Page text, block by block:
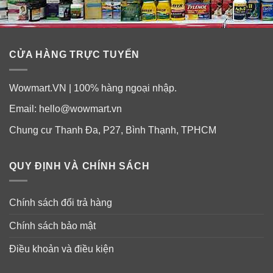
1 năm (hoặc hơn 1 năm) mà không phải lo nghĩ. Máy sử
dụng 2 viên pin AAA có thể thay thế được.
CỬA HÀNG TRỰC TUYẾN
Wowmart.VN | 100% hàng ngoại nhập.
Email: hello@wowmart.vn
Chung cư Thanh Đa, P27, Bình Thạnh, TPHCM
QUY ĐỊNH VÀ CHÍNH SÁCH
Chính sách đổi trả hàng
Chính sách bảo mật
Điều khoản và điều kiện